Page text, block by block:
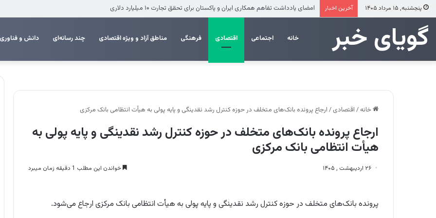
پنجشنبه, ۱۵ مرداد ۱۴۰۵ آخرین اخبار ضرب‌الاجل مدیرعامل سازمان منطقه آزاد انزلی برای تکمیل پروژه‌های عمرانی
‌‌‌گویای خبر خانه اجتماعی اقتصادی فرهنگی مناطق آزاد و ویژه اقتصادی چند رسانه‌ای دانش و فناوری
خانه / اقتصادی / ارجاع پرونده بانک‌های متخلف در حوزه کنترل رشد نقدینگی و پایه پولی به هیأت انتظامی بانک مرکزی
ارجاع پرونده بانک‌های متخلف در حوزه کنترل رشد نقدینگی و پایه پولی به
هیأت انتظامی بانک مرکزی
۲۶ اردیبهشت , ۱۴۰۵ خواندن این مطلب 1 دقیقه زمان میبرد
پرونده بانک‌های متخلف در حوزه کنترل رشد نقدینگی و پایه پولی به هیأت انتظامی بانک مرکزی ارجاع می‌شود.